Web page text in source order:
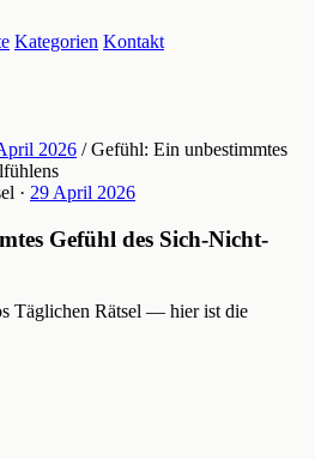
Kategorien Kontakt
2026 / Gefühl: Ein unbestimmtes
· 29 April 2026
Gefühl des Sich-Nicht-
Täglichen Rätsel — hier ist die